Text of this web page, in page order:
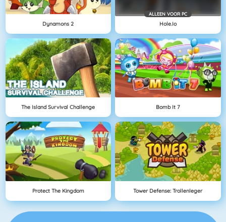
Dynamons 2
ALLEEN VOOR PC
Hole.io
The Island Survival Challenge Bomb It 7
Protect The Kingdom Tower Defense: Trollenleger